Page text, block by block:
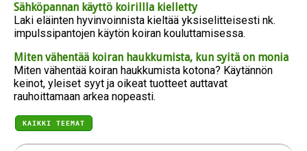
Sähköpannan käyttö koirillla kielletty
Laki eläinten hyvinvoinnista kieltää yksiselitteisesti nk.
impulssipantojen käytön koiran kouluttamisessa.
Miten vähentää koiran haukkumista, kun syitä on monia
Miten vähentää koiran haukkumista kotona? Käytännön
keinot, yleiset syyt ja oikeat tuotteet auttavat
rauhoittamaan arkea nopeasti.
KAIKKI TEEMAT